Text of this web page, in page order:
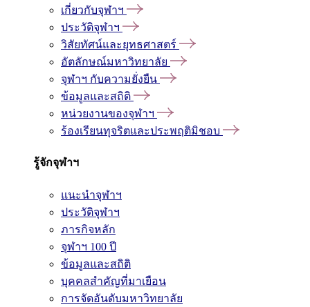
เกี่ยวกับจุฬาฯ
ประวัติจุฬาฯ
วิสัยทัศน์และยุทธศาสตร์
อัตลักษณ์มหาวิทยาลัย
จุฬาฯ กับความยั่งยืน
ข้อมูลและสถิติ
หน่วยงานของจุฬาฯ
ร้องเรียนทุจริตและประพฤติมิชอบ
รู้จักจุฬาฯ
แนะนำจุฬาฯ
ประวัติจุฬาฯ
ภารกิจหลัก
จุฬาฯ 100 ปี
ข้อมูลและสถิติ
บุคคลสำคัญที่มาเยือน
การจัดอันดับมหาวิทยาลัย